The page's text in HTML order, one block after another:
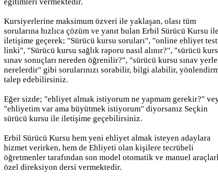
Kursiyerlerine maksimum özveri ile yaklaşan, olası tüm
sorularına hızlıca çözüm ve yanıt bulan Erbil Sürücü Kursu
iletişime geçerek; "Sürücü kursu soruları", "online ehliyet
linki", "Sürücü kursu sağlık raporu nasıl alınır?", "sürücü
sınav sonuçları nereden öğrenilir?", "sürücü kursu sınav
nerelerdir" gibi sorularınızı sorabilir, bilgi alabilir,
talep edebilirsiniz.
Eğer sizde; "ehliyet almak istiyorum ne yapmam gerekir?"
"ehliyetim var ama büyütmek istiyorum" diyorsanız Seçkin
sürücü kursu ile iletişime geçebilirsiniz.
Erbil Sürücü Kursu hem yeni ehliyet almak isteyen adaylara
hizmet verirken, hem de Ehliyeti olan kişilere tecrübeli
öğretmenler tarafından son model otomatik ve manuel
özel direksiyon dersi vermektedir.